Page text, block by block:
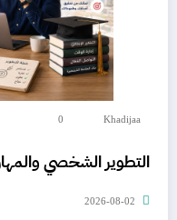
Khadijaa
0
التطوير الشخصي
2026-08-02